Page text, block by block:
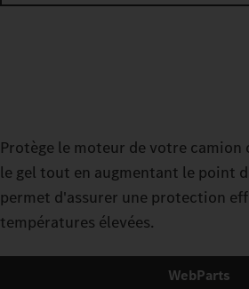
Protège le moteur de votre
le gel tout en augmentant le point
permet d'assurer une protection
températures élevées.
WebParts